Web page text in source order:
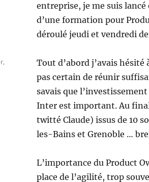
entreprise, je me suis
d’une formation pour
déroulé jeudi et vendredi
Tout d’abord j’avais
pas certain de réunir
savais que
Inter est important. Au
twitté Claude) issus de 10
les-Bains et Grenoble …
L’importance du Product
place de l’agilité, trop
,